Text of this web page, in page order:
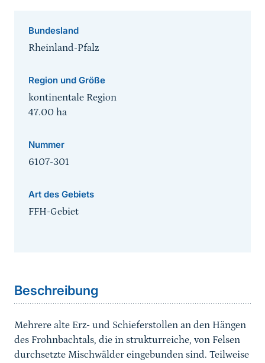
Bundesland
Rheinland-Pfalz
Region und Größe
kontinentale Region
47.00 ha
Nummer
6107-301
Art des Gebiets
FFH-Gebiet
Beschreibung
Mehrere alte Erz- und Schieferstollen an den Hängen
des Frohnbachtals, die in strukturreiche, von Felsen
durchsetzte Mischwälder eingebunden sind. Teilweise